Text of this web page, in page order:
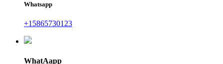
Whatsapp
+15865730123
WhatAapp